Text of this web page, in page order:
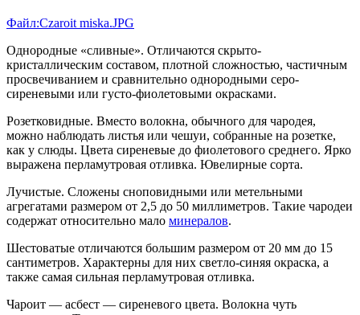
Файл:Czaroit miska.JPG
Однородные «сливные». Отличаются скрыто-
кристаллическим составом, плотной сложностью, частичным
просвечиванием и сравнительно однородными серо-
сиреневыми или густо-фиолетовыми окрасками.
Розетковидные. Вместо волокна, обычного для чародея,
можно наблюдать листья или чешуи, собранные на розетке,
как у слюды. Цвета сиреневые до фиолетового среднего. Ярко
выражена перламутровая отливка. Ювелирные сорта.
Лучистые. Сложены сноповидными или метельными
агрегатами размером от 2,5 до 50 миллиметров. Такие чародеи
содержат относительно мало минералов.
Шестоватые отличаются большим размером от 20 мм до 15
сантиметров. Характерны для них светло-синяя окраска, а
также самая сильная перламутровая отливка.
Чароит — асбест — сиреневого цвета. Волокна чуть